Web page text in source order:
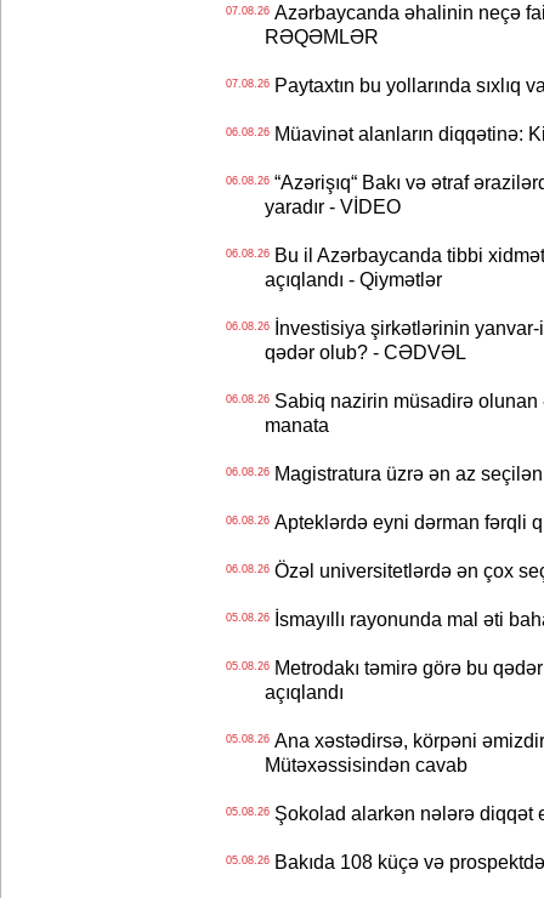
07.08.26Azərbaycanda əhalinin neçə
RƏQƏMLƏR
07.08.26Paytaxtın bu yollarında sıxlıq
06.08.26Müavinət alanların diqqətinə:
06.08.26“Azərişıq“ Bakı və ətraf
yaradır - VİDEO
06.08.26Bu il Azərbaycanda tibbi
açıqlandı - Qiymətlər
06.08.26İnvestisiya şirkətlərinin yanvar-
qədər olub? - CƏDVƏL
06.08.26Sabiq nazirin müsadirə olunan
manata
06.08.26Magistratura üzrə ən az
06.08.26Apteklərdə eyni dərman fərqli
06.08.26Özəl universitetlərdə ən çox
05.08.26İsmayıllı rayonunda mal əti
05.08.26Metrodakı təmirə görə bu
açıqlandı
05.08.26Ana xəstədirsə, körpəni
Mütəxəssisindən cavab
05.08.26Şokolad alarkən nələrə diqqət
05.08.26Bakıda 108 küçə və